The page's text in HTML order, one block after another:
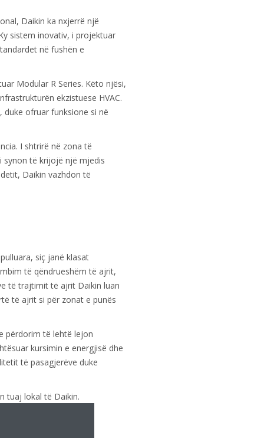
Daikin ka nxjerrë një
sistem inovativ, i projektuar
në fushën e
Modular R Series. Këto njësi,
ekzistuese HVAC.
duke ofruar funksione si në
I shtrirë në zona të
synon të krijojë një mjedis
Daikin vazhdon të
siç janë klasat
të qëndrueshëm të ajrit,
të trajtimit të ajrit Daikin luan
të ajrit si për zonat e punës
përdorim të lehtë lejon
kursimin e energjisë dhe
të pasagjerëve duke
tuaj lokal të Daikin.